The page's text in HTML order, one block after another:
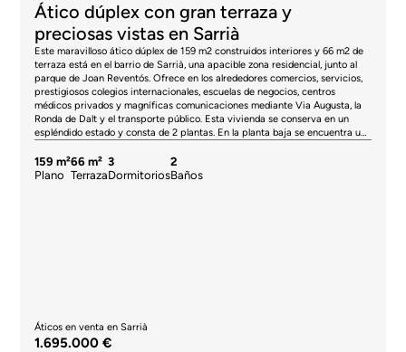
Ático dúplex con gran terraza y
preciosas vistas en Sarrià
Este maravilloso ático dúplex de 159 m2 construidos interiores y 66 m2 de
terraza está en el barrio de Sarrià, una apacible zona residencial, junto al
parque de Joan Reventós. Ofrece en los alrededores comercios, servicios,
prestigiosos colegios internacionales, escuelas de negocios, centros
médicos privados y magníficas comunicaciones mediante Via Augusta, la
Ronda de Dalt y el transporte público. Esta vivienda se conserva en un
espléndido estado y consta de 2 plantas. En la planta baja se encuentra un
pueden unirse o separarse mediante una puerta corredera. La planta
superior consiste en una habitación principal en suite y otro espacio que
159 m²
Plano
66 m²
Terraza
3
Dormitorios
2
Baños
Áticos en venta en Sarrià
1.695.000 €